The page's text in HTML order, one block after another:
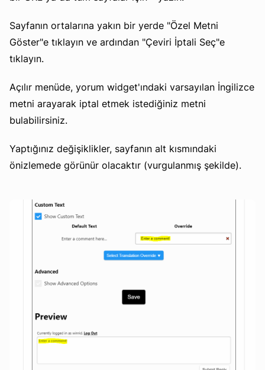
Sayfanın ortalarına yakın bir yerde "Özel Metni
Göster"e tıklayın ve ardından "Çeviri İptali Seç"e
tıklayın.
Açılır menüde, yorum widget'ındaki varsayılan İngilizce
metni arayarak iptal etmek istediğiniz metni
bulabilirsiniz.
Yaptığınız değişiklikler, sayfanın alt kısmındaki
önizlemede görünür olacaktır (vurgulanmış şekilde).